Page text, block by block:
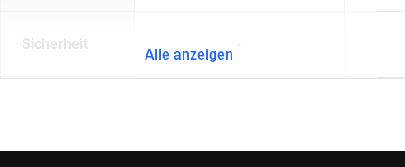
Sicherheit -
Alle anzeigen